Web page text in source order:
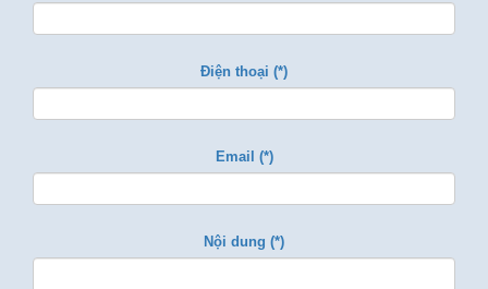
Điện thoại (*)
Email (*)
Nội dung (*)